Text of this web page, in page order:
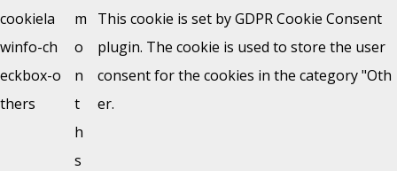
cookiela
winfo-ch
eckbox-o
thers
m
o
n
t
h
s
This cookie is set by GDPR Cookie Consent
plugin. The cookie is used to store the user
consent for the cookies in the category "Oth
er.